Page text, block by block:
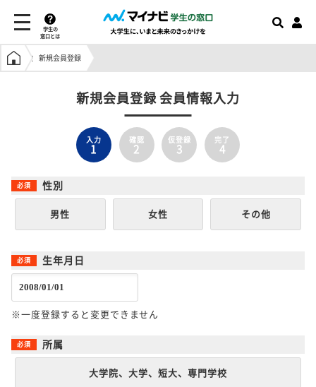
学生の
窓口とは
学生の窓口トップ
新規会員登録
新規会員登録 会員情報入力
入力
1
確認
2
仮登録
3
完了
4
性別
男性 女性 その他
生年月日
※一度登録すると変更できません
所属
大学院、大学、短大、専門学校